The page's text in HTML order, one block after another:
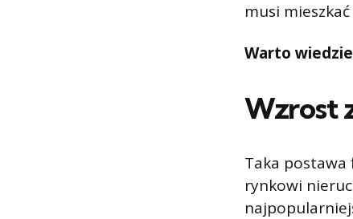
musi
Warto
Wzrost
Taka postawa
rynkowi